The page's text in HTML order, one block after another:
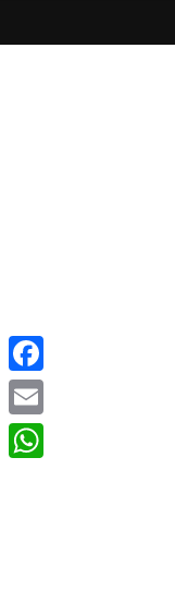
Facebook
Email